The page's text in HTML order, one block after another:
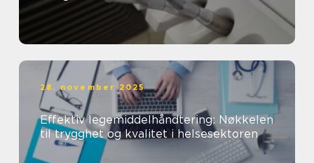
28. november 2025
Effektiv legemiddelhåndtering: Nøkkelen
til trygghet og kvalitet i helsesektoren